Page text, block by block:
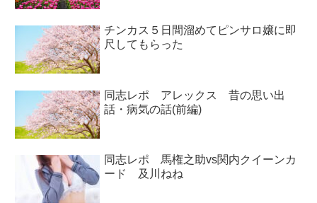
チンカス５日間溜めてピンサロ嬢に即
尺してもらった
同志レポ アレックス 昔の思い出
話・病気の話(前編)
同志レポ 馬権之助vs関内クイーンカ
ード 及川ねね